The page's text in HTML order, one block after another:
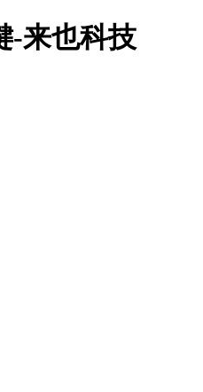
-来也科技